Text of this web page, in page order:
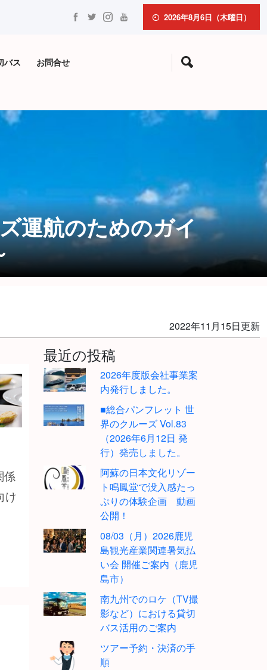
2026年8月6日（木曜日）
バス お問合せ
運航のためのガイ
2022年11月15日更新
係
け
最近の投稿
2026年度版会社事業案
内発行しました。
■総合パンフレット 世
界のクルーズ Vol.83
（2026年6月12日 発
行）発売しました。
阿蘇の日本文化リゾー
ト鳴鳳堂で没入感たっ
ぷりの体験企画 動画
公開！
08/03（月）2026鹿児
島観光産業関連暑気払
い会 開催ご案内（鹿児
島市）
南九州でのロケ（TV撮
影など）における貸切
バス活用のご案内
ツアー予約・決済の手
順